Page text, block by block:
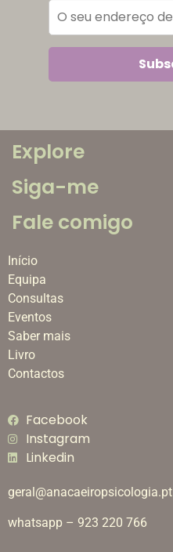
Explore
Siga-me
Fale comigo
Início
Equipa
Consultas
Eventos
Saber mais
Livro
Contactos
Facebook
Instagram
Linkedin
geral@anacaeiropsicologia.pt
whatsapp – 923 220 766